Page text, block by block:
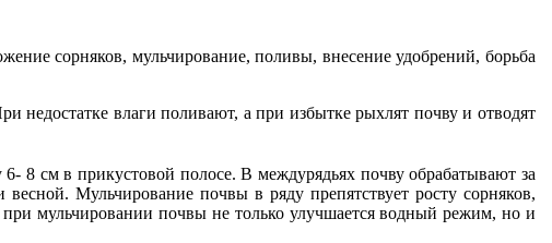
сорняков, мульчирование, поливы, внесение удобрений, борьба
влаги поливают, а при избытке рыхлят почву и отводят
8 см в прикустовой полосе. В междурядьях почву обра­батывают за
Мульчирование почвы в ряду препятствует росту сорняков,
мульчировании почвы не только улучшает­ся водный режим, но и